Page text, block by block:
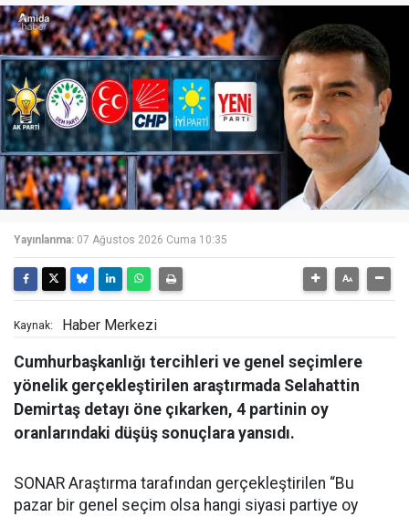
Yayınlanma: 07 Ağustos 2026 Cuma 10:35
Kaynak: Haber Merkezi
Cumhurbaşkanlığı tercihleri ve genel seçimlere
yönelik gerçekleştirilen araştırmada Selahattin
Demirtaş detayı öne çıkarken, 4 partinin oy
oranlarındaki düşüş sonuçlara yansıdı.
SONAR Araştırma tarafından gerçekleştirilen “Bu
pazar bir genel seçim olsa hangi siyasi partiye oy